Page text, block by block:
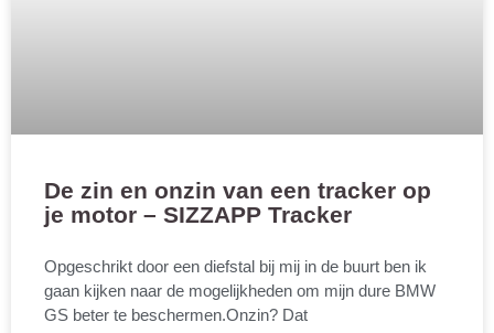
De zin en onzin van een tracker op
je motor – SIZZAPP Tracker
Opgeschrikt door een diefstal bij mij in de buurt ben ik
gaan kijken naar de mogelijkheden om mijn dure BMW
GS beter te beschermen.Onzin? Dat